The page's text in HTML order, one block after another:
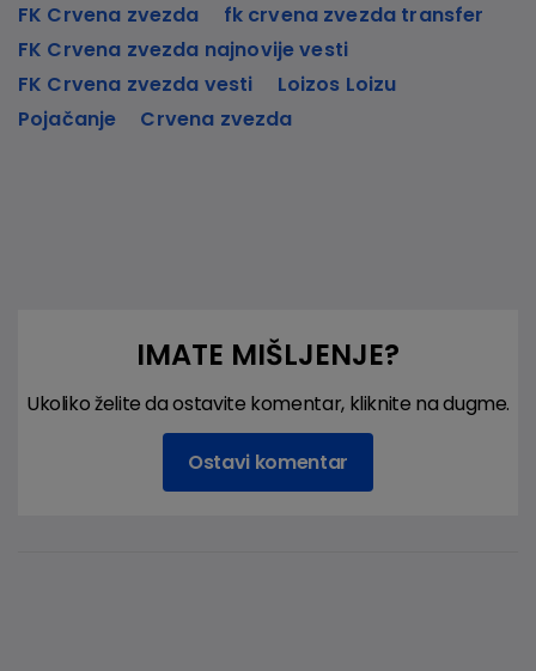
FK Crvena zvezda
fk crvena zvezda transfer
FK Crvena zvezda najnovije vesti
FK Crvena zvezda vesti
Loizos Loizu
Pojačanje
Crvena zvezda
IMATE MIŠLJENJE?
Ukoliko želite da ostavite komentar, kliknite na dugme.
Ostavi komentar